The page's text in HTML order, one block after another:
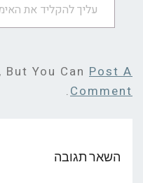
You Can Post A
Comment
.
השאר תגובה